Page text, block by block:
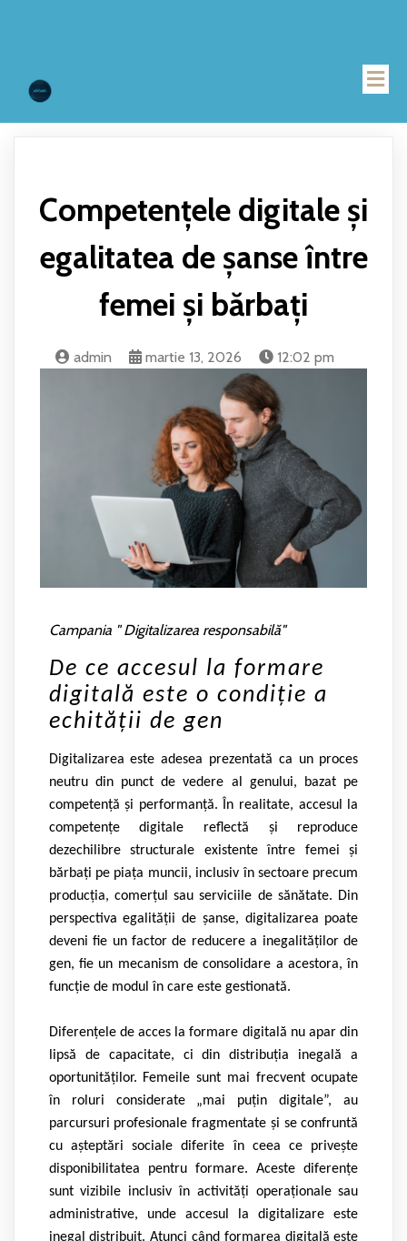
Competențele digitale și
egalitatea de șanse între
femei și bărbați
admin martie 13, 2026 12:02 pm
Campania " Digitalizarea responsabilă"
De ce accesul la formare
digitală este o condiție a
echității de gen
Digitalizarea este adesea prezentată ca un proces
neutru din punct de vedere al genului, bazat pe
competență și performanță. În realitate, accesul la
competențe digitale reflectă și reproduce
dezechilibre structurale existente între femei și
bărbați pe piața muncii, inclusiv în sectoare precum
producția, comerțul sau serviciile de sănătate. Din
perspectiva egalității de șanse, digitalizarea poate
deveni fie un factor de reducere a inegalităților de
gen, fie un mecanism de consolidare a acestora, în
funcție de modul în care este gestionată.
Diferențele de acces la formare digitală nu apar din
lipsă de capacitate, ci din distribuția inegală a
oportunităților. Femeile sunt mai frecvent ocupate
în roluri considerate „mai puțin digitale”, au
parcursuri profesionale fragmentate și se confruntă
cu așteptări sociale diferite în ceea ce privește
disponibilitatea pentru formare. Aceste diferențe
sunt vizibile inclusiv în activități operaționale sau
administrative, unde accesul la digitalizare este
inegal distribuit. Atunci când formarea digitală este